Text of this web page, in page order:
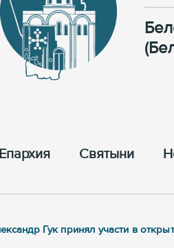
Епархия Cвятыни
Гук принял участи в